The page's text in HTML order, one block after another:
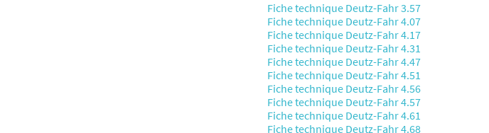
Fiche technique Deutz-Fahr 3.57
Fiche technique Deutz-Fahr 4.07
Fiche technique Deutz-Fahr 4.17
Fiche technique Deutz-Fahr 4.31
Fiche technique Deutz-Fahr 4.47
Fiche technique Deutz-Fahr 4.51
Fiche technique Deutz-Fahr 4.56
Fiche technique Deutz-Fahr 4.57
Fiche technique Deutz-Fahr 4.61
Fiche technique Deutz-Fahr 4.68